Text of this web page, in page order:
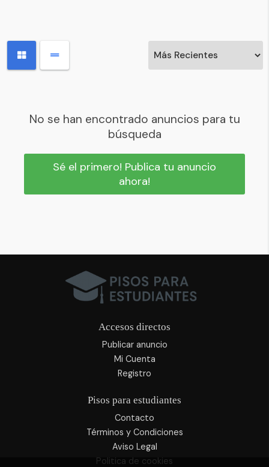
No se han encontrado anuncios para tu
búsqueda
Sé el primero! Publica tu anuncio
ahora!
Accesos directos
Publicar anuncio
Mi Cuenta
Registro
Pisos para estudiantes
Contacto
Términos y Condiciones
Aviso Legal
Politica de cookies